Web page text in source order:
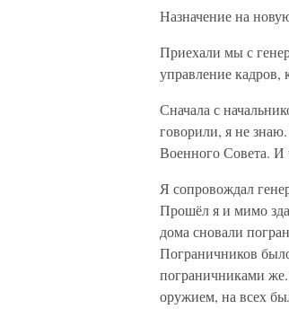
Назначение на
Приехали мы с
управление кадров,
Сначала с
говорили, я не знаю.
Военного Совета. И
Я сопровождал
Прошёл я и мимо
дома сновали
Пограничников
пограничниками
оружием, на всех